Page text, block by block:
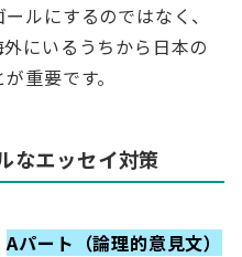
ルにするのではなく、
にいるうちから日本の
重要です。
なエッセイ対策
Aパート（論理的意見文）